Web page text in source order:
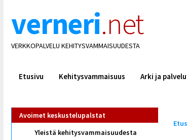
verneri.net
VERKKOPALVELU KEHITYSVAMMAISUUDESTA
Etusivu Kehitysvammaisuus Arki ja
Avoimet keskustelupalstat
Yleistä kehitysvammaisuudesta